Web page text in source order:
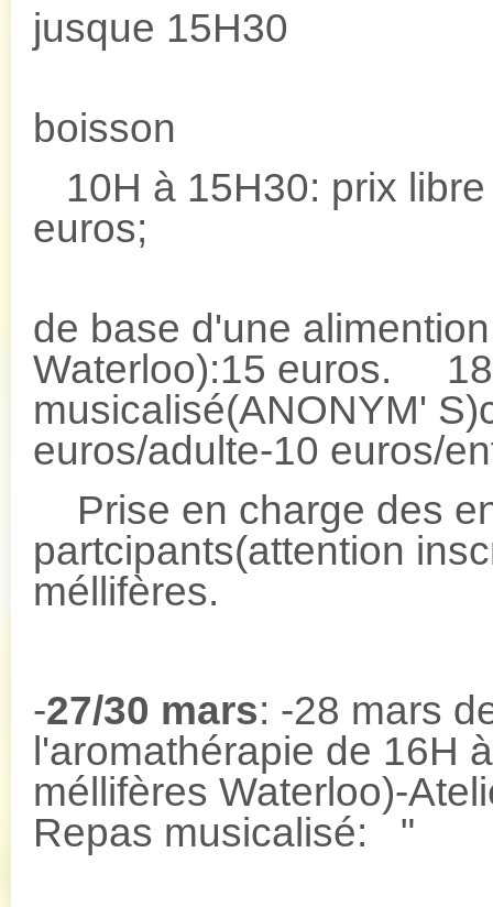
jusque 15H30
boisson
10H à 15H30: prix
euros;
de base d'une
Waterloo):15 euros.
musicalisé(ANONYM'
euros/adulte-10 euros/
Prise en charge des
partcipants(attention
méllifères.
-27/30 mars: -28 mars
l'aromathérapie de 16H
méllifères Waterloo)-
Repas